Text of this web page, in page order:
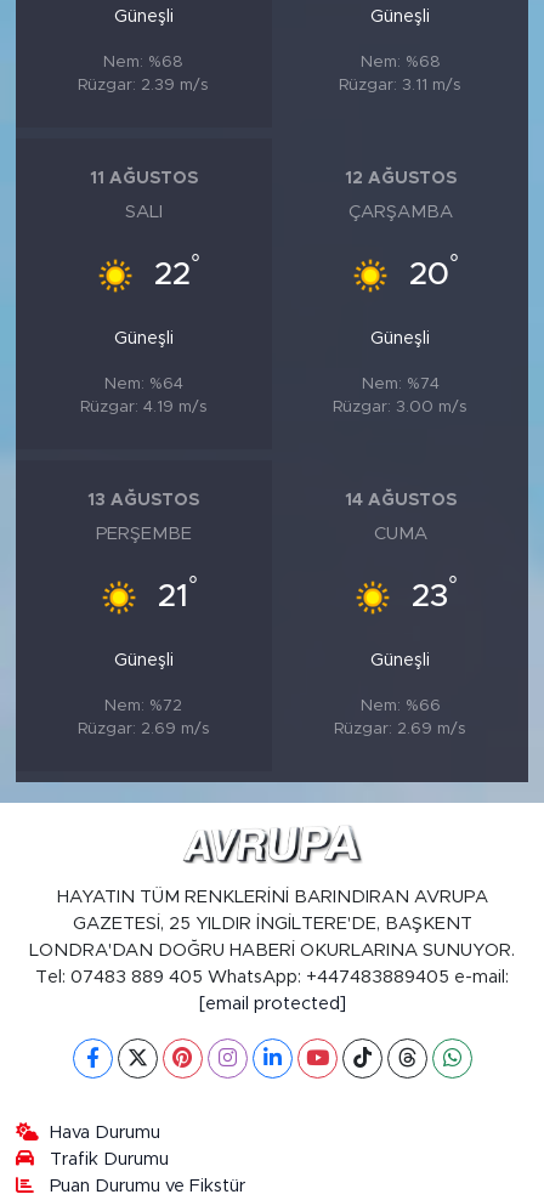
Güneşli
Nem: %68
Rüzgar: 2.39 m/s
Güneşli
Nem: %68
Rüzgar: 3.11 m/s
11 AĞUSTOS
SALI
22°
Güneşli
Nem: %64
Rüzgar: 4.19 m/s
12 AĞUSTOS
ÇARŞAMBA
20°
Güneşli
Nem: %74
Rüzgar: 3.00 m/s
13 AĞUSTOS
PERŞEMBE
21 °
Güneşli
Nem: %72
Rüzgar: 2.69 m/s
14 AĞUSTOS
CUMA
23°
Güneşli
Nem: %66
Rüzgar: 2.69 m/s
HAYATIN TÜM RENKLERİNİ BARINDIRAN AVRUPA
GAZETESİ, 25 YILDIR İNGİLTERE'DE, BAŞKENT
LONDRA'DAN DOĞRU HABERİ OKURLARINA SUNUYOR.
Tel: 07483 889 405 WhatsApp: +447483889405 e-mail:
[email protected]
Hava Durumu
Trafik Durumu
Puan Durumu ve Fikstür